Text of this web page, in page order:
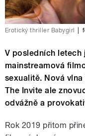
Erotický thriller Babygirl
V posledních letech
mainstreamová
sexualitě. Nová
The Invite ale
odvážně a
Rok 2019 přitom